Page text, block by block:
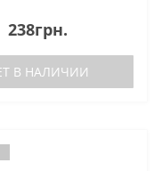
238грн.
В НАЛИЧИИ